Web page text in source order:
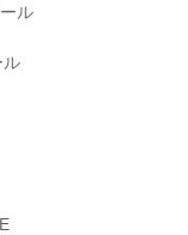
ル
ル